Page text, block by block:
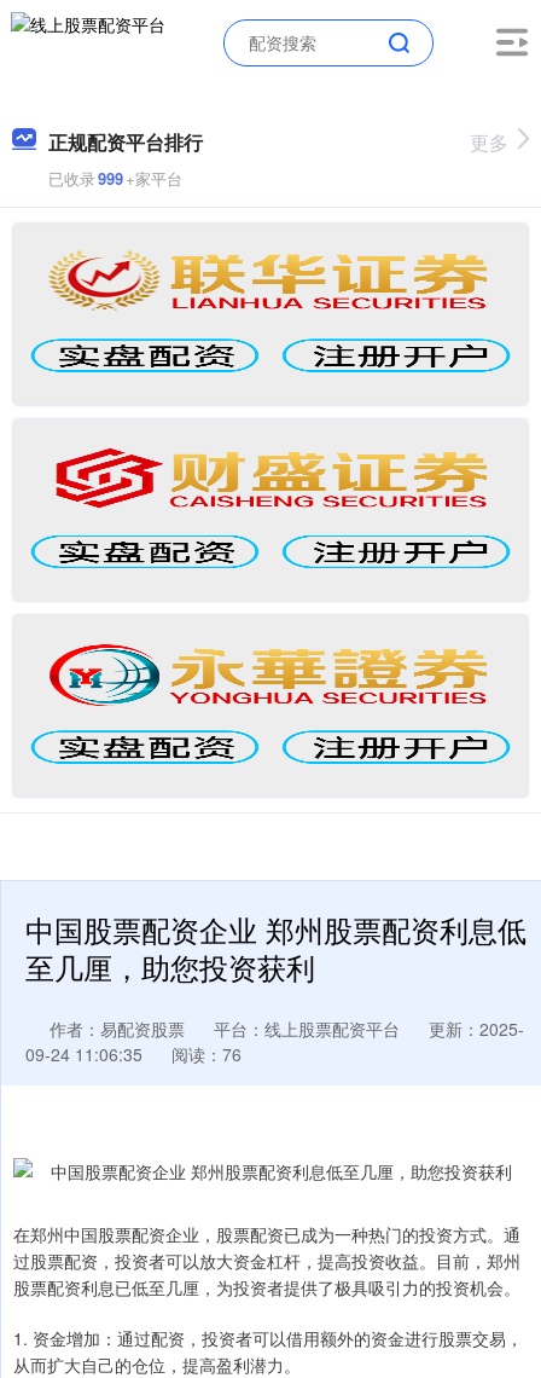
正规配资平台排行
已收录999+家平台
更多
中国股票配资企业 郑州股票配资利息低
至几厘，助您投资获利
作者：易配资股票 平台：线上股票配资平台
更新：2025-
09-24 11:06:35
阅读：76
在郑州中国股票配资企业，股票配资已成为一种热门的投资方式。通
过股票配资，投资者可以放大资金杠杆，提高投资收益。目前，郑州
股票配资利息已低至几厘，为投资者提供了极具吸引力的投资机会。
1. 资金增加：通过配资，投资者可以借用额外的资金进行股票交易，
从而扩大自己的仓位，提高盈利潜力。